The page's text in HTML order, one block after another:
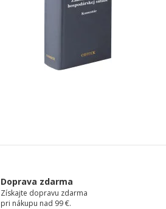
Doprava zdarma
Získajte dopravu zdarma
pri nákupu nad 99 €.